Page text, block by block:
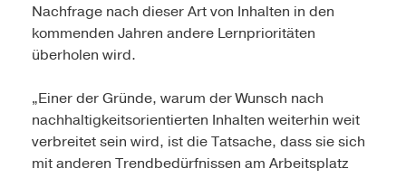
Nachfrage nach dieser Art von Inhalten in den
kommenden Jahren andere Lernprioritäten
überholen wird.
„Einer der Gründe, warum der Wunsch nach
nachhaltigkeitsorientierten Inhalten weiterhin weit
verbreitet sein wird, ist die Tatsache, dass sie sich
mit anderen Trendbedürfnissen am Arbeitsplatz